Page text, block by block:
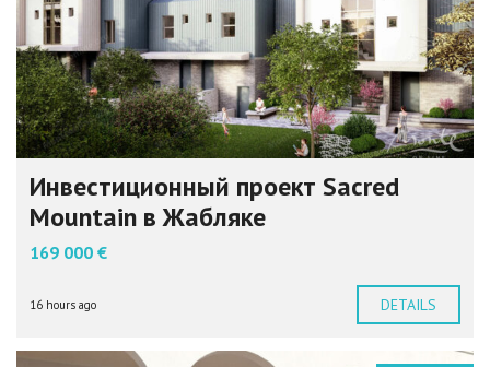
Инвестиционный проект Sacred
Mountain в Жабляке
169 000 €
16 hours ago DETAILS